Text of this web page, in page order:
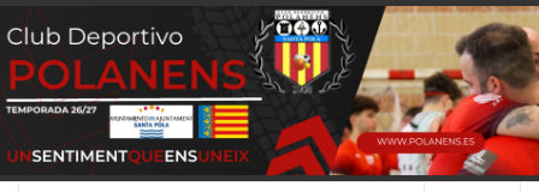
Saltar
al
contenido
CLUB
DEPORTIVO
SANTA POLA